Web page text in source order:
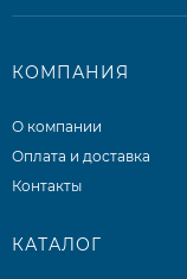
КОМПАНИЯ
О компании
Оплата и доставка
Контакты
КАТАЛОГ